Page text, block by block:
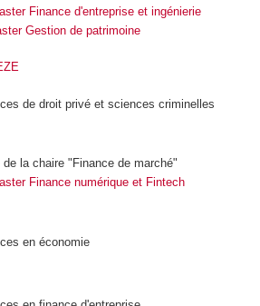
Finance d'entreprise et ingénierie
Gestion de patrimoine
de droit privé et sciences criminelles
la chaire "Finance de marché"
Finance numérique et Fintech
en économie